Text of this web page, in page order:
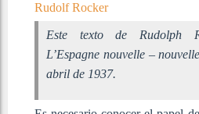
Rudolf Rocker
Este texto de Rudolph
L’Espagne nouvelle –
abril de 1937.